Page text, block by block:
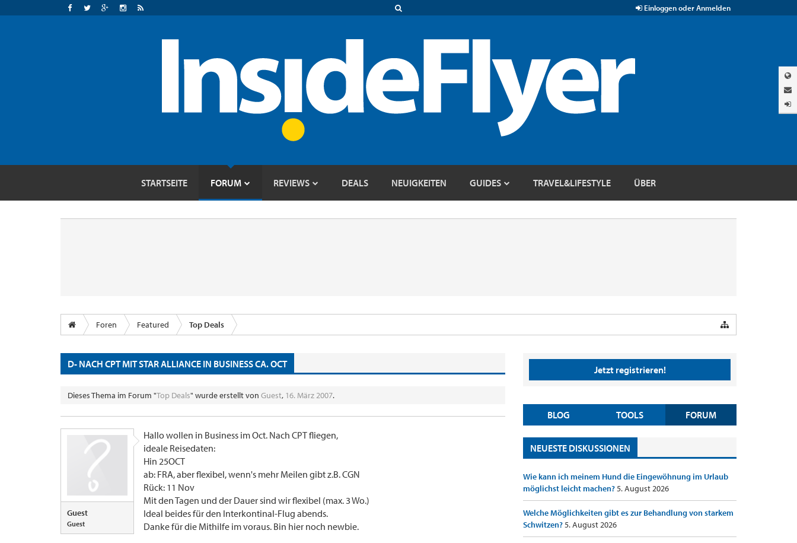
Einloggen oder Anmelden
STARTSEITE FORUM REVIEWS DEALS NEUIGKEITEN GUIDES TRAVEL&LIFESTYLE ÜBER
Foren Featured Top Deals
D- NACH CPT MIT STAR ALLIANCE IN BUSINESS CA. OCT
Dieses Thema im Forum "Top Deals" wurde erstellt von Guest, 16. März 2007.
Guest
Guest
Hallo wollen in Business im Oct. Nach CPT fliegen,
ideale Reisedaten:
Hin 25OCT
ab: FRA, aber flexibel, wenn's mehr Meilen gibt z.B. CGN
Rück: 11 Nov
Mit den Tagen und der Dauer sind wir flexibel (max. 3 Wo.)
Ideal beides für den Interkontinal-Flug abends.
Danke für die Mithilfe im voraus. Bin hier noch newbie.
Jetzt registrieren!
BLOG TOOLS FORUM
NEUESTE DISKUSSIONEN
Wie kann ich meinem Hund die Eingewöhnung im Urlaub
möglichst leicht machen?5. August 2026
Welche Möglichkeiten gibt es zur Behandlung von starkem
Schwitzen?5. August 2026